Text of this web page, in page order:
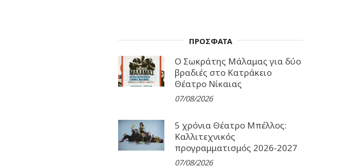
ΠΡΟΣΦΑΤΑ
Ο Σωκράτης Μάλαμας για δύο
βραδιές στο Κατράκειο
Θέατρο Νίκαιας
07/08/2026
5 χρόνια Θέατρο Μπέλλος:
Καλλιτεχνικός
προγραμματισμός 2026-2027
07/08/2026